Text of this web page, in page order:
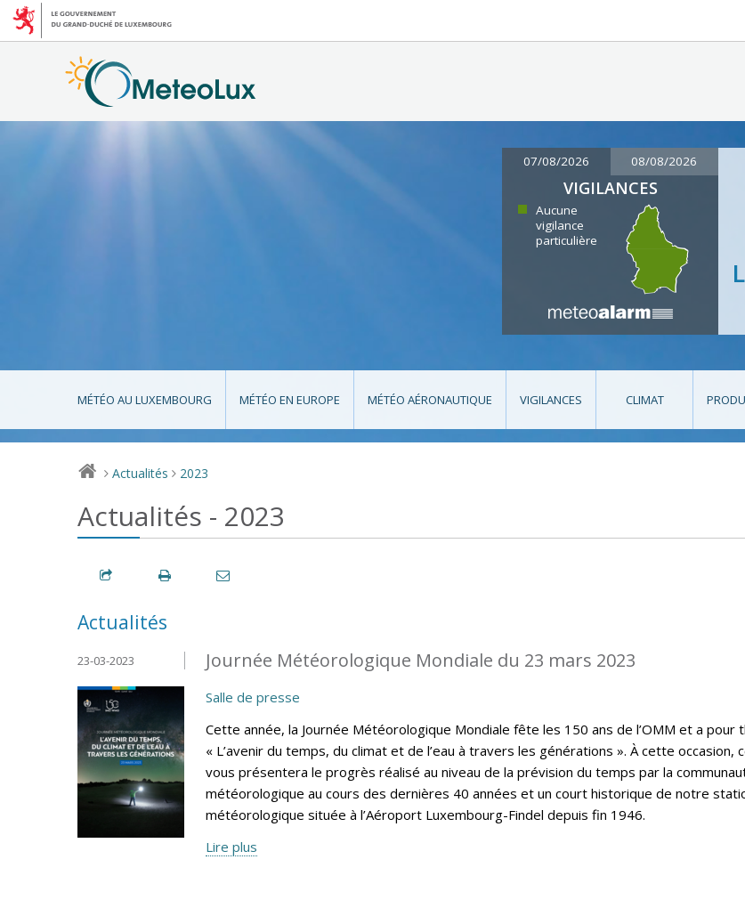
07/08/2026 08/08/2026
VIGILANCES
Aucune
vigilance
particulière
MÉTÉO AU LUXEMBOURG MÉTÉO EN EUROPE MÉTÉO AÉRONAUTIQUE VIGILANCES CLIMAT
> Actualités > 2023
Actualités - 2023
Actualités
Journée Météorologique Mondiale du 23 mars 2023
23-03-2023
Salle de presse
Cette année, la Journée Météorologique Mondiale fête les 150 ans de l’OMM et a pour
« L’avenir du temps, du climat et de l’eau à travers les générations ». À cette occasion,
vous présentera le progrès réalisé au niveau de la prévision du temps par la
météorologique au cours des dernières 40 années et un court historique de notre
météorologique située à l’Aéroport Luxembourg-Findel depuis fin 1946.
Lire plus